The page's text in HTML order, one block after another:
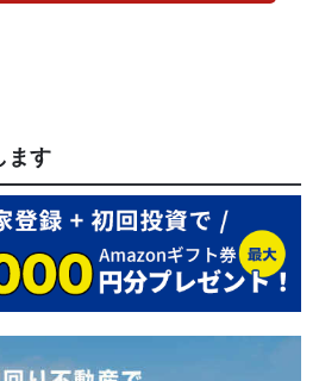
ます